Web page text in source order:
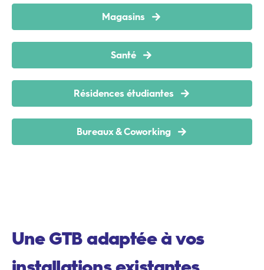
Magasins
Santé
Résidences étudiantes
Bureaux & Coworking
Une GTB adaptée à vos